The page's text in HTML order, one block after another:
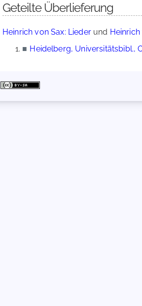
Geteilte Überlieferung
Heinrich von Sax: Liederund
■ Heidelberg, Universitätsbibl.,